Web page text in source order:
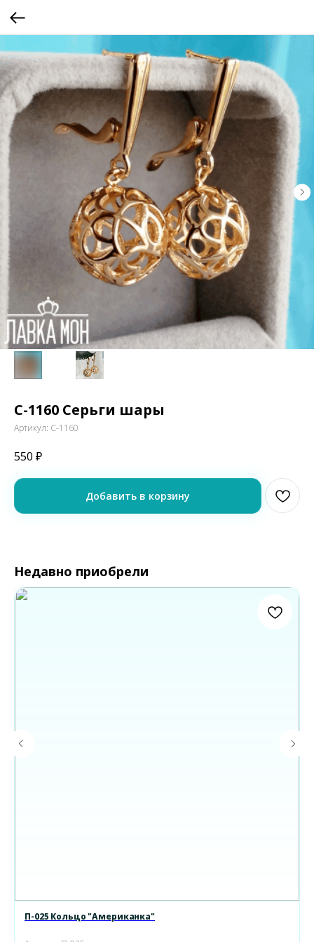
С-1160 Серьги шары
Артикул: С-1160
550 ₽
Добавить в корзину
Недавно приобрели
П-025 Кольцо "Американка"